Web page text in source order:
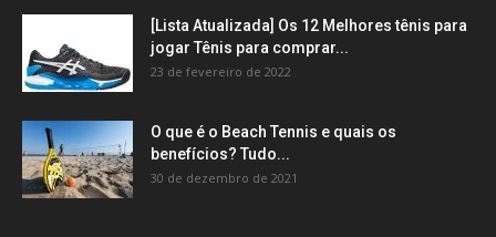
[Lista Atualizada] Os 12 Melhores tênis para
jogar Tênis para comprar...
23 de fevereiro de 2022
O que é o Beach Tennis e quais os
benefícios? Tudo...
30 de dezembro de 2021